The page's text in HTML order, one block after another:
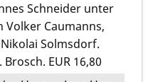
Schneider unter
Caumanns,
Solmsdorf.
Brosch. EUR 16,80